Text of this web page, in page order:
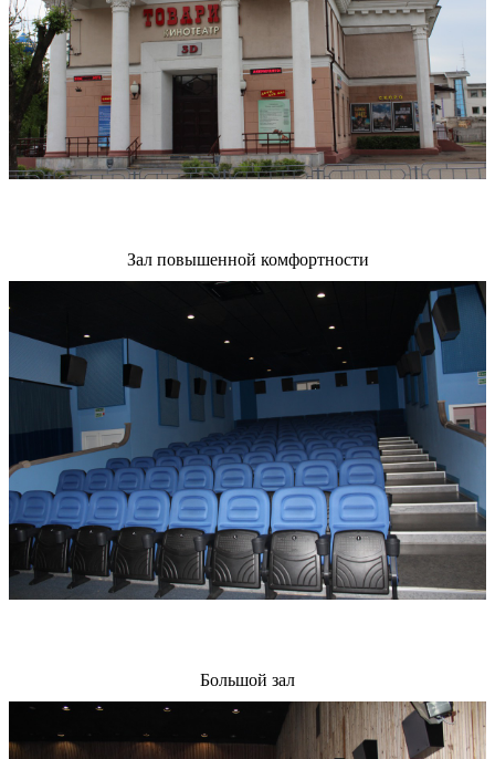
Зал повышенной комфортности
Большой зал